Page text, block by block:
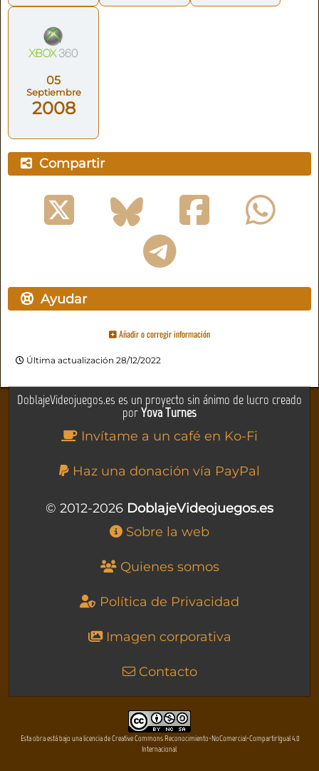
05
Septiembre
2008
Compartir
Ayudar
Añadir o corregir información
Última actualización 28/12/2022
DoblajeVideojuegos.es es un proyecto sin ánimo de lucro creado
porYova Turnes
Invítame a un café en Ko-Fi
Haz una donación vía PayPal
© 2012-2026 DoblajeVideojuegos.es
Sobre la web
Quienes somos
Política de Privacidad
Imagen corporativa
Contacto
Esta obra está bajo una licencia de Creative Commons Reconocimiento-NoComercial-CompartirIgual 4.0
Internacional